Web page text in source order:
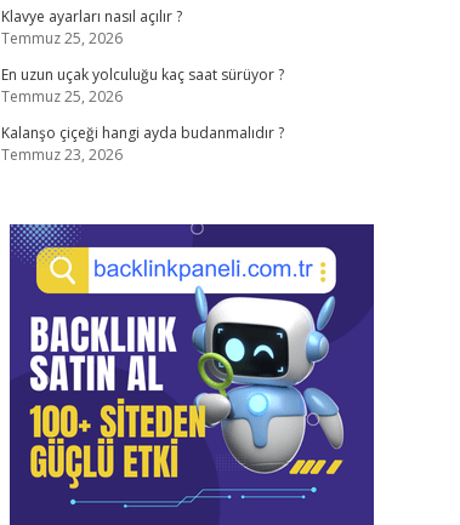
Klavye ayarları nasıl açılır ?
Temmuz 25, 2026
En uzun uçak yolculuğu kaç saat sürüyor ?
Temmuz 25, 2026
Kalanşo çiçeği hangi ayda budanmalıdır ?
Temmuz 23, 2026